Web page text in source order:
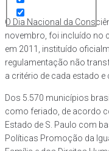
O Dia Nacional da
novembro, foi incluído no
em 2011, instituído
regulamentação não
a critério de cada estado
Dos 5.570 municípios
como feriado, de acordo
Estado de S. Paulo com
Políticas Promoção da